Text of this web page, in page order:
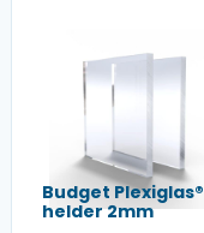
Budget Plexiglas®
helder 2mm